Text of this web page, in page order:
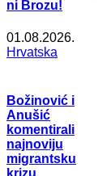
ni Brozu!
01.08.2026.
Hrvatska
Božinović i
Anušić
komentirali
najnoviju
migrantsku
krizu